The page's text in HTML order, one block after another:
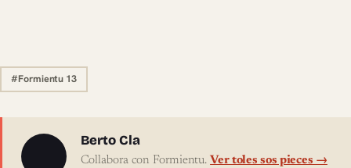
#Formientu 13
Sobre l'autor
Berto Cla
Collabora con Formientu. Ver toles sos pieces →